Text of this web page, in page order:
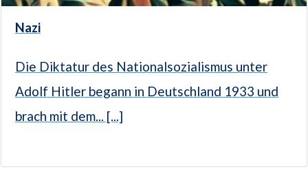
Nazi
Die Diktatur des Nationalsozialismus unter
Adolf Hitler begann in Deutschland 1933 und
brach mit dem... [...]